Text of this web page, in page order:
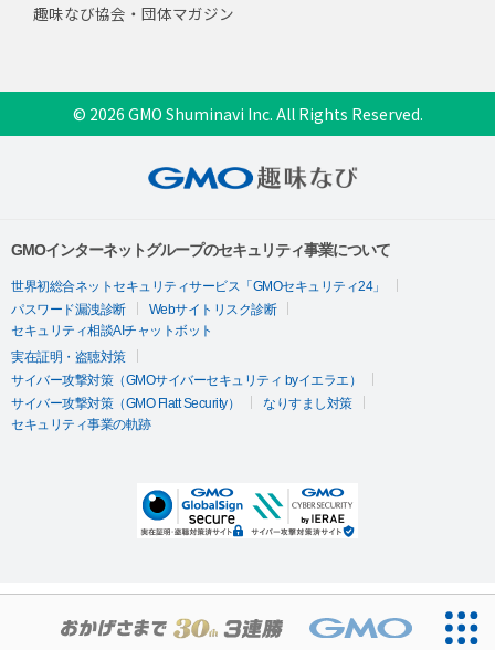
趣味なび協会・団体マガジン
© 2026 GMO Shuminavi Inc. All Rights Reserved.